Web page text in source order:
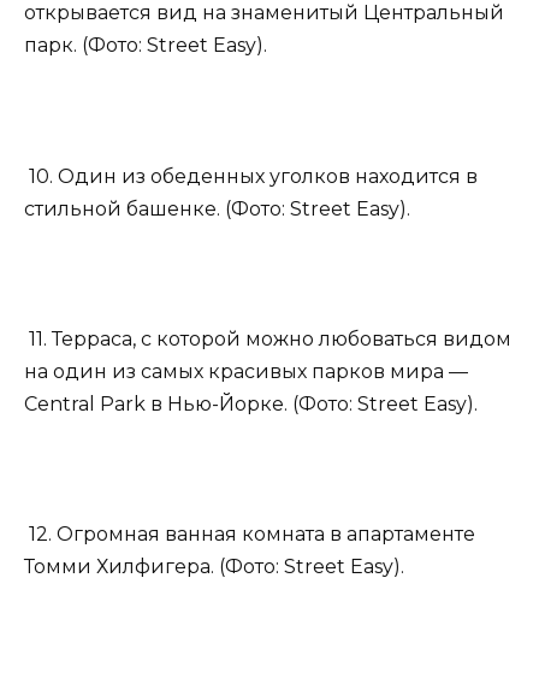
открывается вид на знаменитый Центральный
парк. (Фото: Street Easy).
10. Один из обеденных уголков находится в
стильной башенке. (Фото: Street Easy).
11. Терраса, с которой можно любоваться видом
на один из самых красивых парков мира —
Central Park в Нью-Йорке. (Фото: Street Easy).
12. Огромная ванная комната в апартаменте
Томми Хилфигера. (Фото: Street Easy).